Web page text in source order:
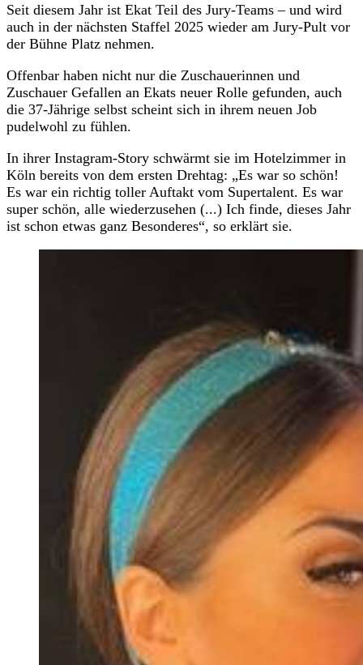
Seit diesem Jahr ist Ekat Teil des Jury-Teams – und wird
auch in der nächsten Staffel 2025 wieder am Jury-Pult vor
der Bühne Platz nehmen.
Offenbar haben nicht nur die Zuschauerinnen und
Zuschauer Gefallen an Ekats neuer Rolle gefunden, auch
die 37-Jährige selbst scheint sich in ihrem neuen Job
pudelwohl zu fühlen.
In ihrer Instagram-Story schwärmt sie im Hotelzimmer in
Köln bereits von dem ersten Drehtag: „Es war so schön!
Es war ein richtig toller Auftakt vom Supertalent. Es war
super schön, alle wiederzusehen (...) Ich finde, dieses Jahr
ist schon etwas ganz Besonderes“, so erklärt sie.